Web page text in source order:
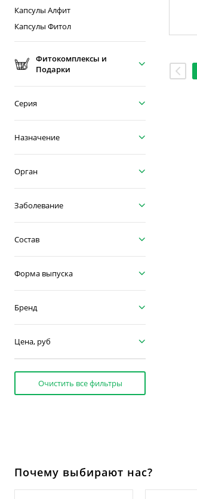
Капсулы Алфит
Капсулы Фитол
Фитокомплексы и
Подарки
Серия
Назначение
Орган
Заболевание
Состав
Форма выпуска
Бренд
Цена, руб
Очистить все фильтры
Почему выбирают нас?